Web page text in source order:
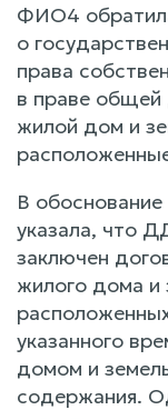
ФИО4
о
права
в праве общей
жилой дом и
В
указала, что
заключен
жилого дома и
указанного
домом и
содержания.